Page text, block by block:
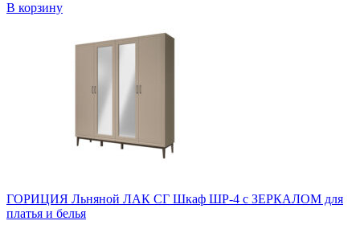
В корзину
ГОРИЦИЯ Льняной ЛАК СГ Шкаф ШР-4 с ЗЕРКАЛОМ для
платья и белья